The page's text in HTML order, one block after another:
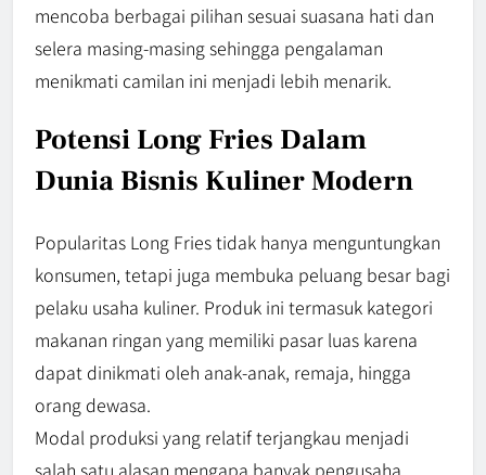
mencoba berbagai pilihan sesuai suasana hati dan
selera masing-masing sehingga pengalaman
menikmati camilan ini menjadi lebih menarik.
Potensi Long Fries Dalam
Dunia Bisnis Kuliner Modern
Popularitas Long Fries tidak hanya menguntungkan
konsumen, tetapi juga membuka peluang besar bagi
pelaku usaha kuliner. Produk ini termasuk kategori
makanan ringan yang memiliki pasar luas karena
dapat dinikmati oleh anak-anak, remaja, hingga
orang dewasa.
Modal produksi yang relatif terjangkau menjadi
salah satu alasan mengapa banyak pengusaha